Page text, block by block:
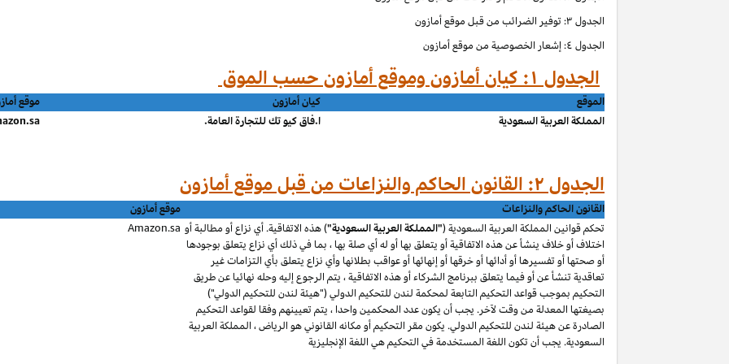
الجدول ۳: توفير الضرائب من قبل موقع أمازون
الجدول ٤: إشعار الخصوصية من موقع أمازون
الجدول ۱: كيان أمازون وموقع أمازون حسب الموق
الموقع كيان أمازون
موقع
المملكة العربية السعودية
ا.فاق كيو تك للتجارة العامة.
الجدول ۲: القانون الحاكم والنزاعات من قبل موقع أمازون
القانون الحاكم والنزاعات
موقع أمازون
تحكم قوانين المملكة العربية السعودية ("المملكة العربية السعودية") هذه الاتفاقية. أي نزاع أو مطالبة أو
اختلاف أو خلاف ينشأ عن هذه الاتفاقية أو يتعلق بها أو له أي صلة بها ، بما في ذلك أي نزاع يتعلق بوجودها
أو صحتها أو تفسيرها أو أدائها أو خرقها أو إنهائها أو عواقب بطلانها وأي نزاع يتعلق بأي التزامات غير
تعاقدية تنشأ عن أو فيما يتعلق ببرنامج الشركاء أو هذه الاتفاقية ، يتم الرجوع إليه وحله نهائيا عن طريق
التحكيم بموجب قواعد التحكيم التابعة لمحكمة لندن للتحكيم الدولي ("هيئة لندن للتحكيم الدولي")
بصيغتها المعدلة من وقت لآخر. يجب أن يكون عدد المحكمين واحدا ، يتم تعيينهم وفقا لقواعد التحكيم
الصادرة عن هيئة لندن للتحكيم الدولي. يكون مقر التحكيم أو مكانه القانوني هو الرياض ، المملكة العربية
السعودية. يجب أن تكون اللغة المستخدمة في التحكيم هي اللغة الإنجليزية
Amazon.sa